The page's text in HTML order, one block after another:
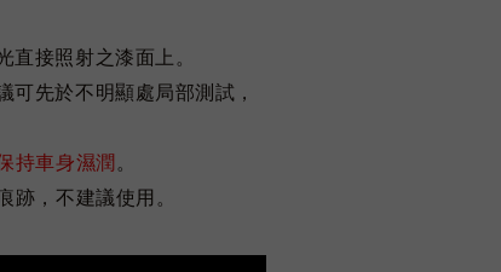
直接照射之漆面上。
可先於不明顯處局部測試，
持車身濕潤 。
跡，不建議使用。